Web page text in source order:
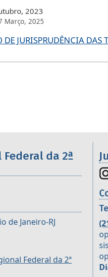
2023
Março, 2025
JURISPRUDÊNCIA DAS
os órgãos da
da 2ª
de Janeiro-RJ
Federal da 2ª